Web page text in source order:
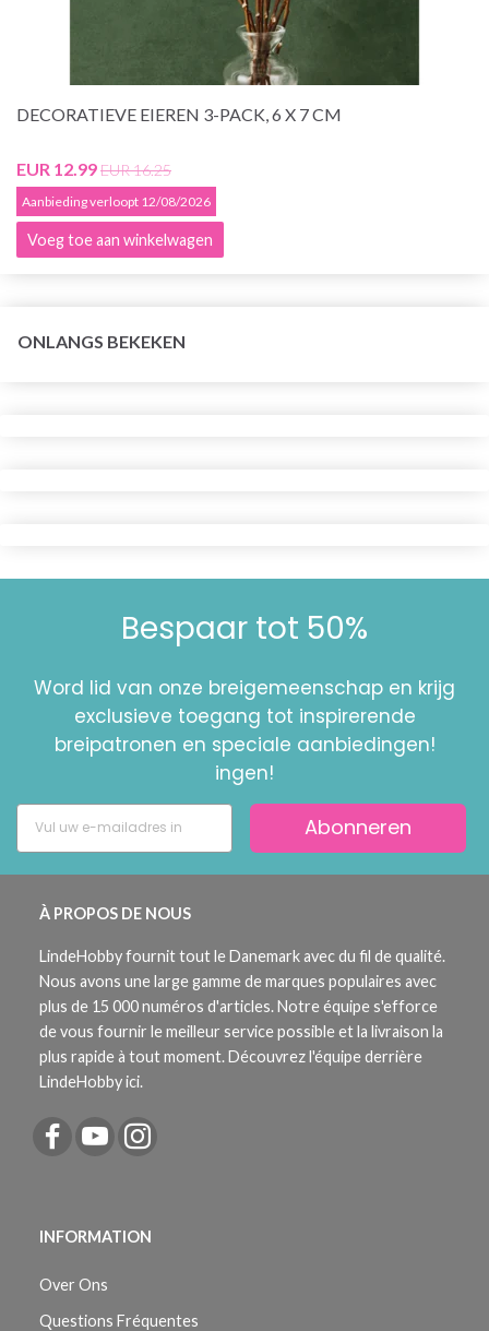
DECORATIEVE EIEREN 3-PACK, 6 X 7 CM
EUR 12.99EUR 16.25
Aanbieding verloopt 12/08/2026
Voeg toe aan winkelwagen
ONLANGS BEKEKEN
Bespaar tot 50%
Word lid van onze breigemeenschap en krijg
exclusieve toegang tot inspirerende
breipatronen en speciale aanbiedingen!
ingen!
Abonneren
À PROPOS DE NOUS
LindeHobby fournit tout le Danemark avec du fil de qualité.
Nous avons une large gamme de marques populaires avec
plus de 15 000 numéros d'articles. Notre équipe s'efforce
de vous fournir le meilleur service possible et la livraison la
plus rapide à tout moment. Découvrez l'équipe derrière
LindeHobby ici.
INFORMATION
Over Ons
Questions Fréquentes